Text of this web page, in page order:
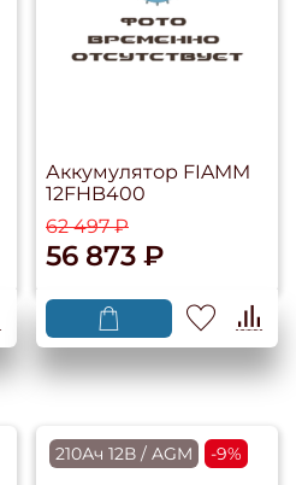
Аккумулятор FIAMM
12FHB400
62 497 ₽
56 873 ₽
210Ач 12В / AGM -9%